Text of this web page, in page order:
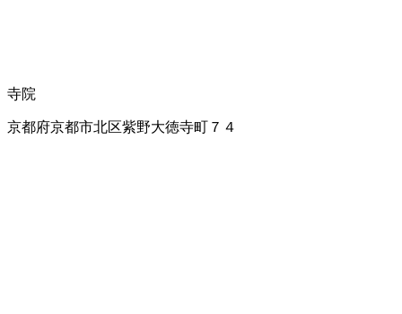
寺院
京都府京都市北区紫野大徳寺町７４